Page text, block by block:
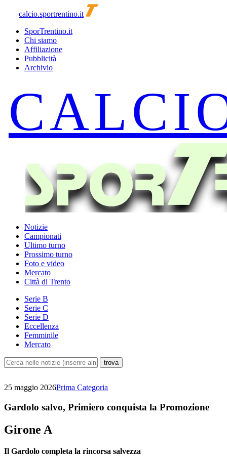
calcio.sportrentino.it
SporTrentino.it
Chi siamo
Affiliazione
Pubblicità
Archivio
Notizie
Campionati
Ultimo turno
Prossimo turno
Foto e video
Mercato
Città di Trento
Serie B
Serie C
Serie D
Eccellenza
Femminile
Mercato
25 maggio 2026Prima Categoria
Gardolo salvo, Primiero conquista la Promozione
Girone A
Il Gardolo completa la rincorsa salvezza